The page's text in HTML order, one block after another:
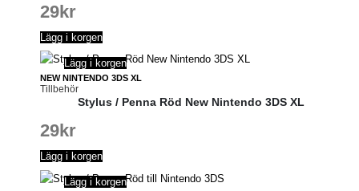
29kr
Lägg i korgen
NEW NINTENDO 3DS XL
Tillbehör
Lägg i korgen
Stylus / Penna Röd New Nintendo 3DS XL
29kr
Lägg i korgen
Lägg i korgen